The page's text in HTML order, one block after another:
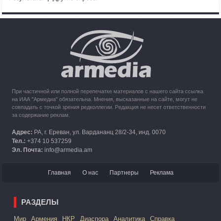
Кипр рассматривает возможность размещения беженцев
из Карабаха
При частичной или полной перепечатке материалов с нашего сайта ссылка
на ИАА "Армедиа" обязательна. Мнения, высказанные на сайте, могут не
совпадать с точкой зрения редколлегии. Редакция не несет ответственности
за содержание реклам.
Адрес: РА, г. Ереван, ул. Вардананц 28/2-34, инд. 0070
Тел.: +374 10 537259
Эл. Почта: info@armedia.am
Главная О нас Партнеры Реклама
РАЗДЕЛЫ
Mир Армения НКР Диаспора Аналитика Справка